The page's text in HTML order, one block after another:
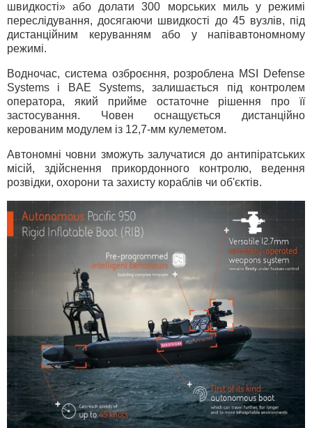
швидкості» або долати 300 морських миль у режимі
переслідування, досягаючи швидкості до 45 вузлів, під
дистанційним керуванням або у напівавтономному
режимі.
Водночас, система озброєння, розроблена MSI Defense
Systems і BAE Systems, залишається під контролем
оператора, який прийме остаточне рішення про її
застосування. Човен оснащується дистанційно
керованим модулем із 12,7-мм кулеметом.
Автономні човни зможуть залучатися до антипіратських
місій, здійснення прикордонного контролю, ведення
розвідки, охорони та захисту кораблів чи об'єктів.